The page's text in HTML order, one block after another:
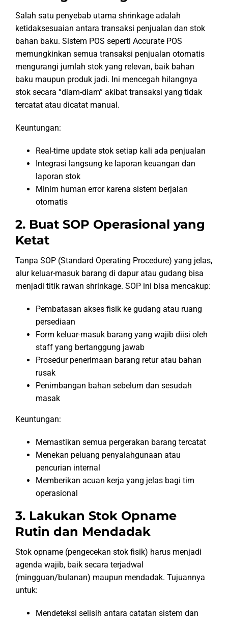
Salah satu penyebab utama shrinkage adalah
ketidaksesuaian antara transaksi penjualan dan stok
bahan baku. Sistem POS seperti Accurate POS
memungkinkan semua transaksi penjualan otomatis
mengurangi jumlah stok yang relevan, baik bahan
baku maupun produk jadi. Ini mencegah hilangnya
stok secara “diam-diam” akibat transaksi yang tidak
tercatat atau dicatat manual.
Keuntungan:
Real-time update stok setiap kali ada penjualan
Integrasi langsung ke laporan keuangan dan
laporan stok
Minim human error karena sistem berjalan
otomatis
2. Buat SOP Operasional yang
Ketat
Tanpa SOP (Standard Operating Procedure) yang jelas,
alur keluar-masuk barang di dapur atau gudang bisa
menjadi titik rawan shrinkage. SOP ini bisa mencakup:
Pembatasan akses fisik ke gudang atau ruang
persediaan
Form keluar-masuk barang yang wajib diisi oleh
staff yang bertanggung jawab
Prosedur penerimaan barang retur atau bahan
rusak
Penimbangan bahan sebelum dan sesudah
masak
Keuntungan:
Memastikan semua pergerakan barang tercatat
Menekan peluang penyalahgunaan atau
pencurian internal
Memberikan acuan kerja yang jelas bagi tim
operasional
3. Lakukan Stok Opname
Rutin dan Mendadak
Stok opname (pengecekan stok fisik) harus menjadi
agenda wajib, baik secara terjadwal
(mingguan/bulanan) maupun mendadak. Tujuannya
untuk:
Mendeteksi selisih antara catatan sistem dan